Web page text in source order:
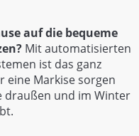
auf die bequeme
Mit automatisierten
ist das ganz
eine Markise sorgen
draußen und im Winter